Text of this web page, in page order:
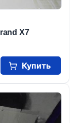
X7
Купить